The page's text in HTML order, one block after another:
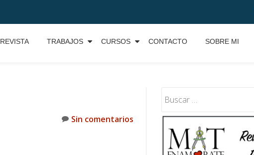
REVISTA TRABAJOS CURSOS CONTACTO SOBRE MI
Sin comentarios